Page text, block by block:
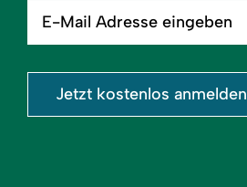
Mail
eingeben
Jetzt kostenlos anmelden